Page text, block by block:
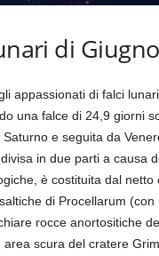
di Giugno
appassionati di falci
una falce di 24,9 giorni
e seguita da
in due parti a causa
è costituita dal netto
di Procellarum (con
rocce anortositiche
area scura del cratere